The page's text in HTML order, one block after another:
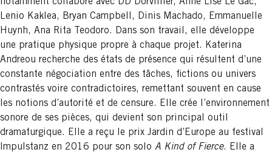
Lenio Kaklea, Bryan Campbell, Dinis Machado, Emmanuelle
Huynh, Ana Rita Teodoro. Dans son travail, elle développe
une pratique physique propre à chaque projet. Katerina
Andreou recherche des états de présence qui résultent d’une
constante négociation entre des tâches, fictions ou univers
contrastés voire contradictoires, remettant souvent en cause
les notions d’autorité et de censure. Elle crée l’environnement
sonore de ses pièces, qui devient son principal outil
dramaturgique. Elle a reçu le prix Jardin d’Europe au festival
Impulstanz en 2016 pour son solo A Kind of Fierce. Elle a